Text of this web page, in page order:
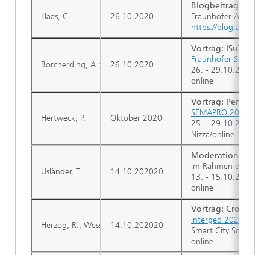
26.10.2020
Blogbeitrag:
Fraunhofer Academy
https://
26.10.2020
Vortrag: ISuTest:
Fraunhofer Solution
26. - 29.10.2020
online
Oktober 2020
Vortrag:
SEMAPRO 2020
25. - 29.10.2020
Nizza/online
14.10.202020
Moderation
im Rahmen der
13. - 15.10.2020
online
14.10.202020
Vortrag:
Intergeo 2020
Smart City Solutions
online
Haas, C.
Borcherding, A.; Pfrang, S.
Hertweck, P.
Usländer, T.
Herzog, R.; Wessels, L.